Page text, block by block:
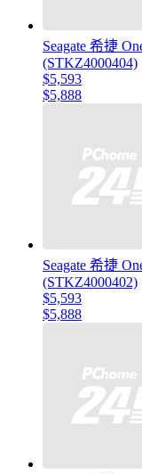
Seagate 希捷
(STKZ4000404)
$5,593
$5,888
Seagate 希捷
(STKZ4000402)
$5,593
$5,888